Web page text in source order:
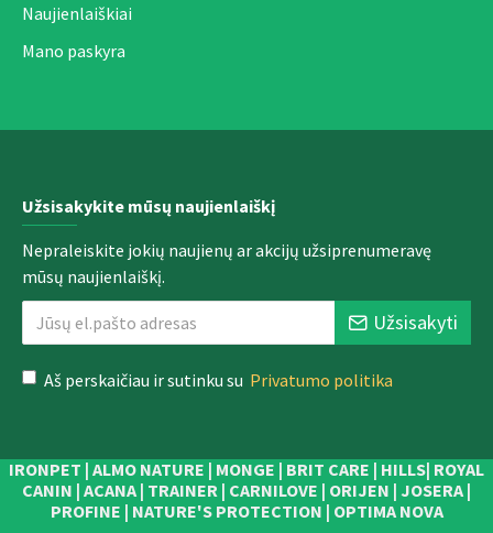
Naujienlaiškiai
Mano paskyra
Užsisakykite mūsų naujienlaiškį
Nepraleiskite jokių naujienų ar akcijų užsiprenumeravę
mūsų naujienlaiškį.
Užsisakyti
Aš perskaičiau ir sutinku su Privatumo politika
IRONPET | ALMO NATURE | MONGE | BRIT CARE | HILLS| ROYAL
CANIN | ACANA | TRAINER | CARNILOVE | ORIJEN | JOSERA |
PROFINE | NATURE'S PROTECTION | OPTIMA NOVA